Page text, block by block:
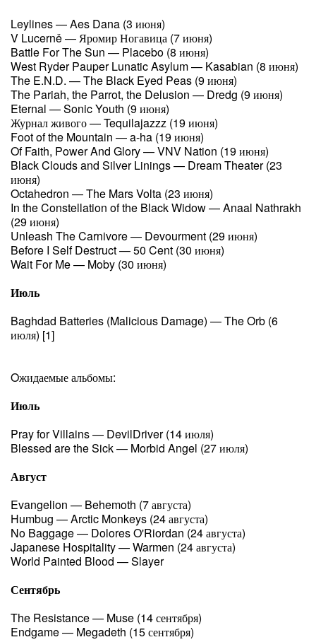
Leylines — Aes Dana (3 июня)
V Lucerně — Яромир Ногавица (7 июня)
Battle For The Sun — Placebo (8 июня)
West Ryder Pauper Lunatic Asylum — Kasabian (8 июня)
The E.N.D. — The Black Eyed Peas (9 июня)
The Pariah, the Parrot, the Delusion — Dredg (9 июня)
Eternal — Sonic Youth (9 июня)
Журнал живого — Tequilajazzz (19 июня)
Foot of the Mountain — a-ha (19 июня)
Of Faith, Power And Glory — VNV Nation (19 июня)
Black Clouds and Silver Linings — Dream Theater (23
июня)
Octahedron — The Mars Volta (23 июня)
In the Constellation of the Black Widow — Anaal Nathrakh
(29 июня)
Unleash The Carnivore — Devourment (29 июня)
Before I Self Destruct — 50 Cent (30 июня)
Wait For Me — Moby (30 июня)
Июль
Baghdad Batteries (Malicious Damage) — The Orb (6
июля) [1]
Oжидаемые альбомы:
Июль
Pray for Villains — DevilDriver (14 июля)
Blessed are the Sick — Morbid Angel (27 июля)
Август
Evangelion — Behemoth (7 августа)
Humbug — Arctic Monkeys (24 августа)
No Baggage — Dolores O'Riordan (24 августа)
Japanese Hospitality — Warmen (24 августа)
World Painted Blood — Slayer
Сентябрь
The Resistance — Muse (14 сентября)
Endgame — Megadeth (15 сентября)